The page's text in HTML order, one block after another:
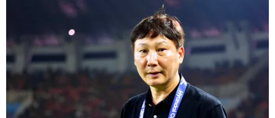
cấp ngày 11/9/2008.
Quảng cáo: Phó TBT Nguyễn Thị Tám: 093.5958688, Email:
tamvna@gmail.com
Điện thoại: (024) 39411349 - (024) 39411348, Fax: (024)
39411348
Email:
vietnamplus2008@gmail.com
© Bản quyền thuộc về VietnamPlus, TTXVN. Cấm sao chép dưới